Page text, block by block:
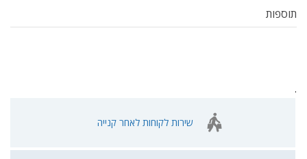
תוספות
.
שירות לקוחות לאחר קנייה